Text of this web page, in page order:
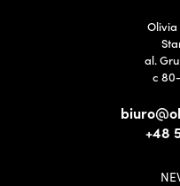
Olivia
al.
c
+48